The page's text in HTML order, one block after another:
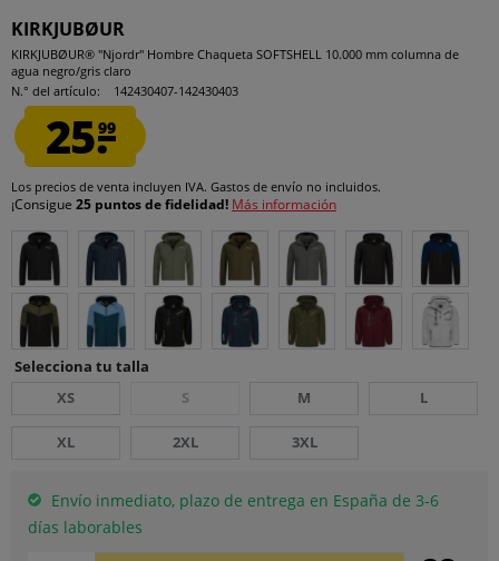
KIRKJUBØUR
KIRKJUBØUR® "Njordr" Hombre Chaqueta SOFTSHELL 10.000 mm columna de
agua negro/gris claro
N.° del artículo:
142430407-142430403
25.99
Los precios de venta incluyen IVA. Gastos de envío no incluidos.
¡Consigue 25 puntos de fidelidad! Más información
Selecciona tu talla
XS
S M L
XL 2XL 3XL
Envío inmediato, plazo de entrega en España de 3-6
días laborables